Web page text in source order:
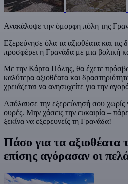
Ανακάλυψε την όμορφη πόλη της
Εξερεύνησε όλα τα αξιοθέατα και τις
προσφέρει η Γρανάδα με μια βολική
Με την Κάρτα Πόλης, θα έχετε
καλύτερα αξιοθέατα και
χρειάζεται να ανησυχείτε για την
Απόλαυσε την εξερεύνησή σου χωρίς
ουρές. Μην χάσεις την ευκαιρία –
ξεκίνα να εξερευνείς τη Γρανάδα!
Πάσο για τα αξιοθέατα
επίσης αγόρασαν οι